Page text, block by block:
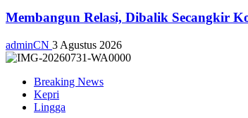
Membangun Relasi, Dibalik Secangkir
adminCN 3 Agustus 2026
Breaking News
Kepri
Lingga